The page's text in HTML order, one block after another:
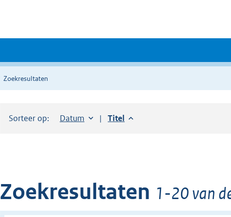
Zoekresultaten
Sorteer op: Sorteer op:
Datum aflopendSorteer op:
Titel aflopend
Zoekresultaten 1-20 van